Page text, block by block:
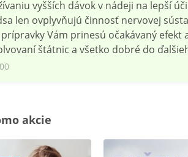
vyšších dávok v nádeji na lepší
len ovplyvňujú činnosť nervovej
prípravky Vám prinesú očakávaný
štátnic a všetko dobré do
akcie